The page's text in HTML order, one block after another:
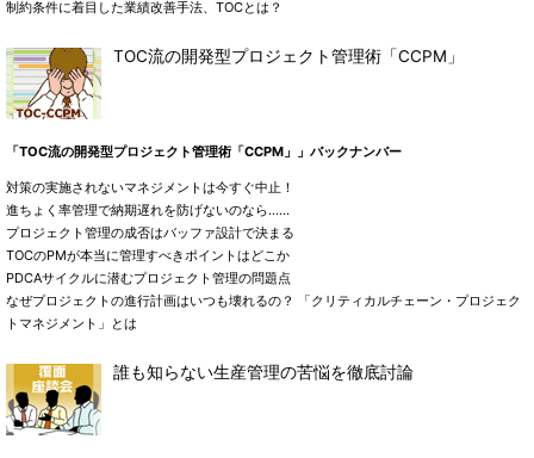
制約条件に着目した業績改善手法、TOCとは？
TOC流の開発型プロジェクト管理術「CCPM」
「TOC流の開発型プロジェクト管理術「CCPM」」バックナンバー
対策の実施されないマネジメントは今すぐ中止！
進ちょく率管理で納期遅れを防げないのなら……
プロジェクト管理の成否はバッファ設計で決まる
TOCのPMが本当に管理すべきポイントはどこか
PDCAサイクルに潜むプロジェクト管理の問題点
なぜプロジェクトの進行計画はいつも壊れるの？ 「クリティカルチェーン・プロジェク
トマネジメント」とは
誰も知らない生産管理の苦悩を徹底討論